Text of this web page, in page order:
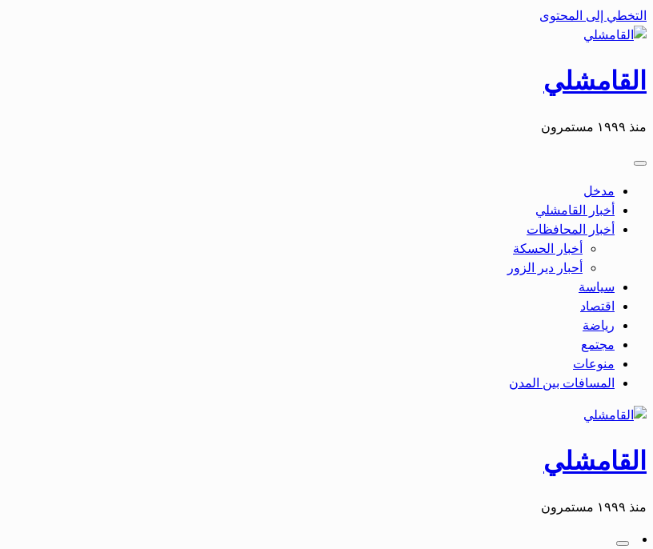
التخطي إلى المحتوى
القامشلي
منذ ١٩٩٩ مستمرون
مدخل
أخبار القامشلي
أخبار المحافظات
أخبار الحسكة
أحبار دير الزور
سياسة
اقتصاد
رياضة
مجتمع
منوعات
المسافات بين المدن
القامشلي
منذ ١٩٩٩ مستمرون